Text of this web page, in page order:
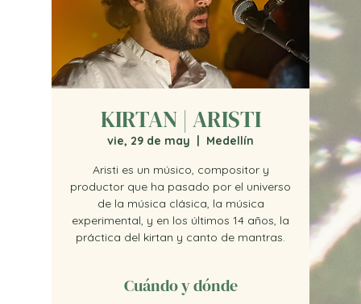
KIRTAN | ARISTI
vie, 29 de may
  |
Medellín
Aristi es un músico, compositor y
productor que ha pasado por el universo
de la música clásica, la música
experimental, y en los últimos 14 años, la
práctica del kirtan y canto de mantras.
Cuándo y dónde